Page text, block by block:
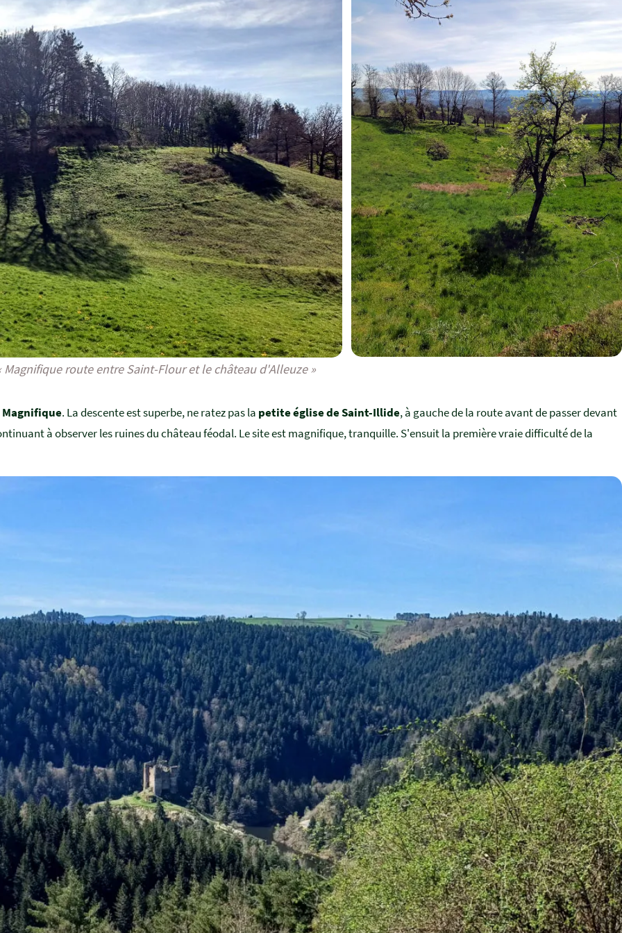
Magnifique route entre Saint-Flour et le château d'Alleuze »
Magnifique. La descente est superbe, ne ratez pas la petite église de Saint-Illide, à gauche de la route avant de passer devant
à observer les ruines du château féodal. Le site est magnifique, tranquille. S'ensuit la première vraie difficulté de la